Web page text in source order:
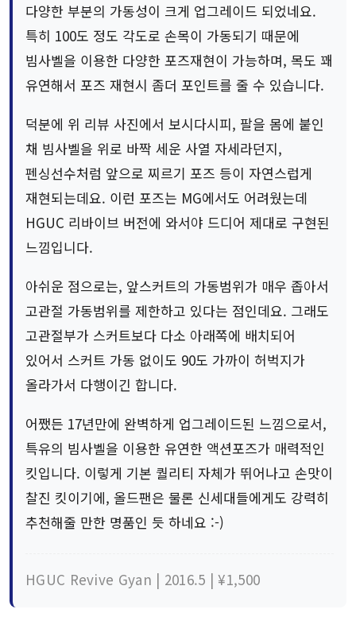
다양한 부분의 가동성이 크게 업그레이드 되었네요.
특히 100도 정도 각도로 손목이 가동되기 때문에
빔사벨을 이용한 다양한 포즈재현이 가능하며, 목도 꽤
유연해서 포즈 재현시 좀더 포인트를 줄 수 있습니다.
덕분에 위 리뷰 사진에서 보시다시피, 팔을 몸에 붙인
채 빔사벨을 위로 바짝 세운 사열 자세라던지,
펜싱선수처럼 앞으로 찌르기 포즈 등이 자연스럽게
재현되는데요. 이런 포즈는 MG에서도 어려웠는데
HGUC 리바이브 버전에 와서야 드디어 제대로 구현된
느낌입니다.
아쉬운 점으로는, 앞스커트의 가동범위가 매우 좁아서
고관절 가동범위를 제한하고 있다는 점인데요. 그래도
고관절부가 스커트보다 다소 아래쪽에 배치되어
있어서 스커트 가동 없이도 90도 가까이 허벅지가
올라가서 다행이긴 합니다.
어쨌든 17년만에 완벽하게 업그레이드된 느낌으로서,
특유의 빔사벨을 이용한 유연한 액션포즈가 매력적인
킷입니다. 이렇게 기본 퀄리티 자체가 뛰어나고 손맛이
찰진 킷이기에, 올드팬은 물론 신세대들에게도 강력히
추천해줄 만한 명품인 듯 하네요 :-)
HGUC Revive Gyan | 2016.5 | ¥1,500